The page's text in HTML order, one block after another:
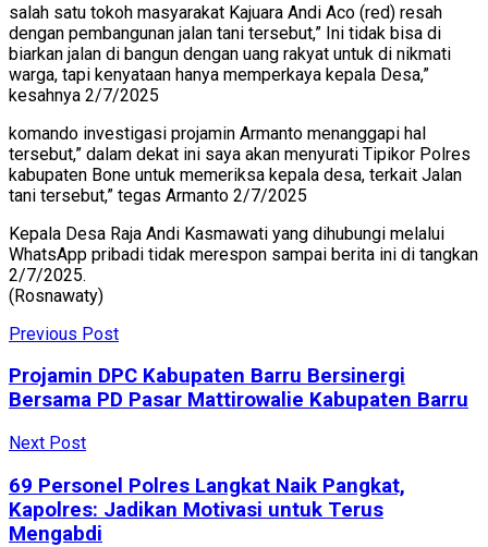
salah satu tokoh masyarakat Kajuara Andi Aco (red) resah
dengan pembangunan jalan tani tersebut,” Ini tidak bisa di
biarkan jalan di bangun dengan uang rakyat untuk di nikmati
warga, tapi kenyataan hanya memperkaya kepala Desa,”
kesahnya 2/7/2025
komando investigasi projamin Armanto menanggapi hal
tersebut,” dalam dekat ini saya akan menyurati Tipikor Polres
kabupaten Bone untuk memeriksa kepala desa, terkait Jalan
tani tersebut,” tegas Armanto 2/7/2025
Kepala Desa Raja Andi Kasmawati yang dihubungi melalui
WhatsApp pribadi tidak merespon sampai berita ini di tangkan
2/7/2025.
(Rosnawaty)
Previous Post
Projamin DPC Kabupaten Barru Bersinergi
Bersama PD Pasar Mattirowalie Kabupaten Barru
Next Post
69 Personel Polres Langkat Naik Pangkat,
Kapolres: Jadikan Motivasi untuk Terus
Mengabdi